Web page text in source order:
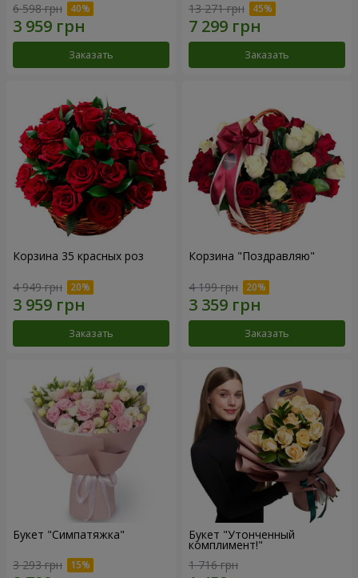
6 598 грн
Заказать
13 271 грн
Заказать
Корзина 35 красных роз
4 949 грн
Заказать
Корзина "Поздравляю"
4 199 грн
Заказать
Букет "Симпатяжка"
3 293 грн
Букет "Утонченный
комплимент!"
1 716 грн